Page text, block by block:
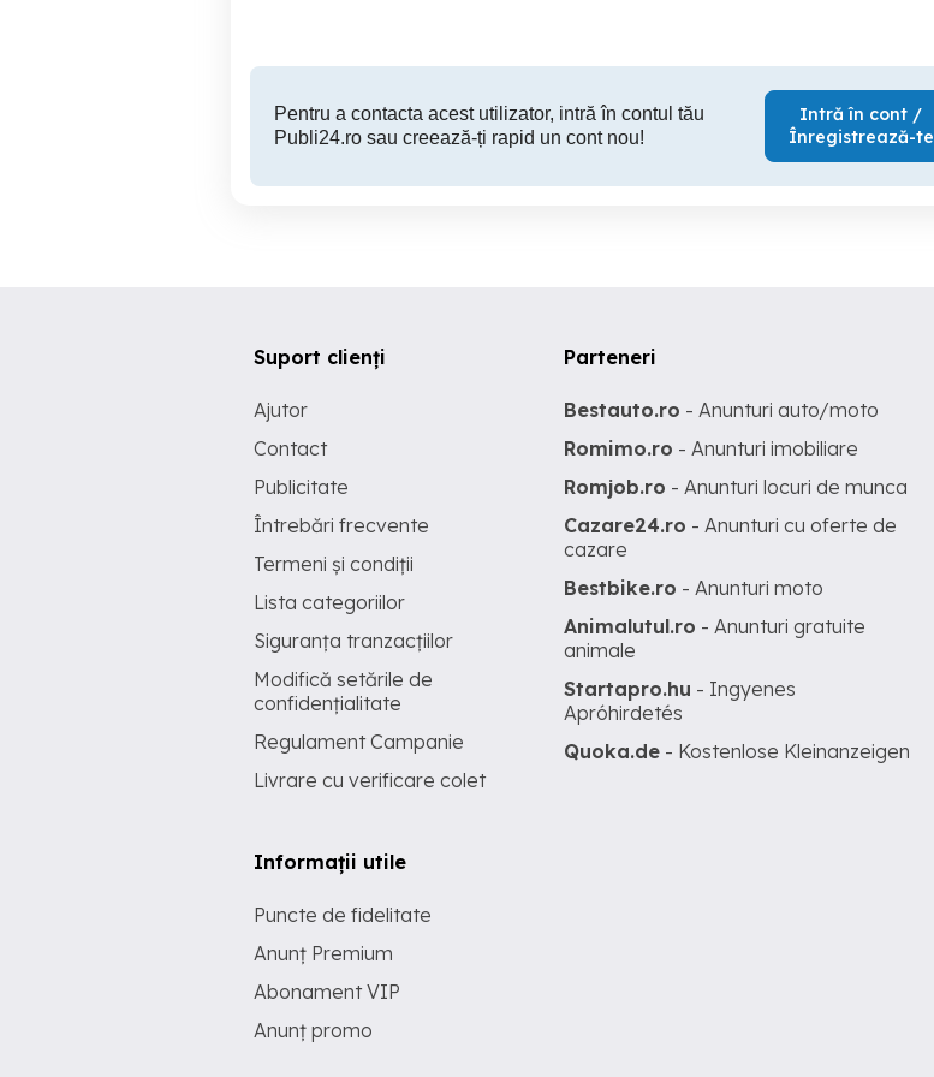
Pentru a contacta acest utilizator, intră în contul tău
Publi24.ro sau creează-ți rapid un cont nou!
Intră în cont /
Înregistrează-te
Suport clienți
Ajutor
Contact
Publicitate
Întrebări frecvente
Termeni și condiții
Lista categoriilor
Siguranța tranzacțiilor
Modifică setările de
confidențialitate
Regulament Campanie
Livrare cu verificare colet
Informații utile
Puncte de fidelitate
Anunț Premium
Abonament VIP
Anunț promo
Parteneri
Bestauto.ro - Anunturi auto/moto
Romimo.ro - Anunturi imobiliare
Romjob.ro - Anunturi locuri de munca
Cazare24.ro - Anunturi cu oferte de
cazare
Bestbike.ro - Anunturi moto
Animalutul.ro - Anunturi gratuite
animale
Startapro.hu - Ingyenes
Apróhirdetés
Quoka.de - Kostenlose Kleinanzeigen